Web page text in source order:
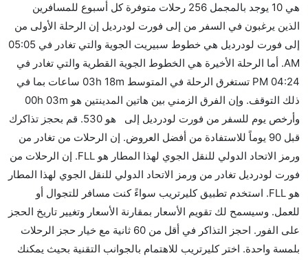
هل توفر شركات الطيران مساحة إضافية للنوم؟
كثير من خطوط طيران درجة رجال الأعمال توفر مساحة
إضافية للنوم.
هل يمكنني حمل طعامي الخاص؟
نعم، يمكنك حمل طعامك الخاص، و لكن يجب أن يكون معبئا
بشكل جيد.
هل سيقدم لي الكحول على متن رحلة من إلى فورت
لودرديل؟
لا تقدم شركة الطيران الكحول على متن رحلة داخلية. يتم
تقديم الكحول على متن الرحلات الدولية فقط.
ما متوسط أسعار رحلة الدرجة الاقتصادية من إلى فورت
لودرديل؟
هي 10 يوجد بالمجمل 256 رحلات متوفرة كل أسبوع للمسافرين
الذين يرغبون في السفر من إلى فورت لودرديل إن الرحلة الأولى من
إلى فورت لودرديل هي خطوط سبيريت الجوية والتي تغادر في 05:05
AM. أما الرحلة الأخيرة هي الخطوط الجوية القطرية والتي تغادر في
04:24 PM تستغرق الرحلة في المتوسط 03h 18m ساعات بما في
ذلك التوقف. وإن الفرق الزمني بين هاتين المدينتين هو 00h 03m
وأرخص يوم للسفر من فورت لودرديل إلى هو 530. قم بحجز تذاكرك
قبل 90 يوماً للاستفادة من أفضل العروض. إن الرحلات من تغادر من
ورمز الاتحاد الدولي للنقل الجوي لهذا المطار هو FLL. إن الرحلات من
فورت لودرديل تغادر من ورمز الاتحاد الدولي للنقل الجوي لهذا المطار
هو FLL. استخدم تطبيق كليرتريب سواءً كنت مسافر للتجوال أو
للعمل. وسيسمح لك تقويم الأسعار بمقارنة الأسعار وتغيير تاريخ الحجز
على الفور. احجز التذاكر في أقل من 60 ثانية مع خيار حجز الرحلات
بلمسة واحدة. اختر كليرتريب للاهتمام بالجوانب التقنية بحيث يمكنك